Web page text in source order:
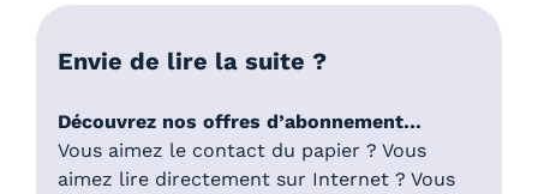
Envie de lire la suite ?
Découvrez nos offres d’abonnement…
Vous aimez le contact du papier ? Vous
aimez lire directement sur Internet ? Vous